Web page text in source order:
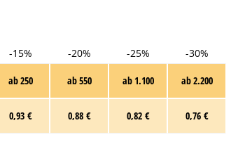
-15% -20% -25% -30%
ab 250 ab 550 ab 1.100 ab 2.200
0,93 € 0,88 € 0,82 € 0,76 €